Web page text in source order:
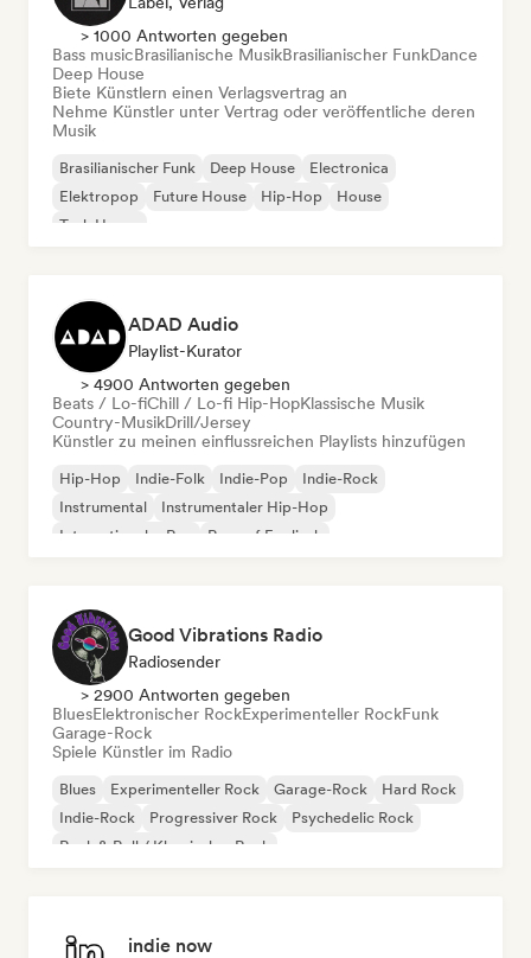
> 1000 Antworten gegeben
Bass musicBrasilianische MusikBrasilianischer FunkDance
Deep House
Biete Künstlern einen Verlagsvertrag an
Nehme Künstler unter Vertrag oder veröffentliche deren
Musik
Brasilianischer Funk Deep House
Electronica
Elektropop
Future House Hip-Hop
House
Tech House
ADAD Audio
Playlist-Kurator
> 4900 Antworten gegeben
Beats / Lo-fiChill / Lo-fi Hip-HopKlassische Musik
Country-MusikDrill/Jersey
Künstler zu meinen einflussreichen Playlists hinzufügen
Hip-Hop Indie-Folk Indie-Pop
Indie-Rock
Instrumental
Instrumentaler Hip-Hop
Internationaler Rap
Rap auf Englisch
Good Vibrations Radio
Radiosender
> 2900 Antworten gegeben
BluesElektronischer RockExperimenteller RockFunk
Garage-Rock
Spiele Künstler im Radio
Blues Experimenteller Rock Garage-Rock
Hard Rock
Indie-Rock
Progressiver Rock
Psychedelic Rock
Rock & Roll / Klassischer Rock
indie now